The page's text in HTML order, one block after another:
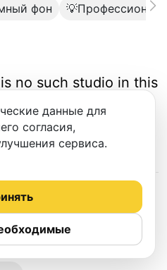
фон
no such studio in this
cities
данные для
согласия,
сервиса.